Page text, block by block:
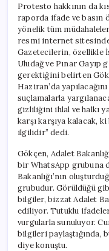
Protesto hakkının da
raporda ifade ve basın
yönelik tüm
resmi internet
Gazetecilerin, özellikle
Uludağ ve Pınar
gerektiğini belirten
Haziran’da
suçlamalarla
gizliliğini ihlal ve halkı
karşı karşıya kalacak,
ilgilidir” dedi.
Gökçen, Adalet
bir WhatsApp grubuna
Bakanlığı’nın
grubudur. Görüldüğü
bilgiler, bizzat Adalet
ediliyor. Tutuklu
vurgularla sunuluyor.
bilgileri paylaştığında,
diye konuştu.